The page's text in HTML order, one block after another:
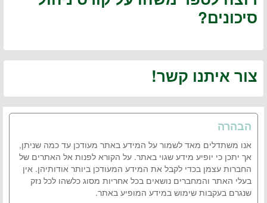
סיכונים?
צור איתנו קשר!
הבהרה
אנו משתדלים מאד לשמור על המידע באתר מעודכן עד כמה שניתן,
אך יתכן כי יופיע מידע שגוי באתר. על הקורא לפנות אל האתרים של
החברות עצמן בכדי לקבל את המידע המעודכן ביותר אודותיהן. אין
בעלי האתר והמחברים נושאים בכל אחריות מסוג כלשהו לכל נזק
שנגרם בעקבות שימוש במידע המופיע באתר.